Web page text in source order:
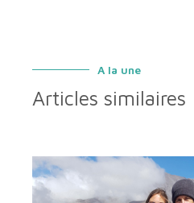
A la une
Articles similaires